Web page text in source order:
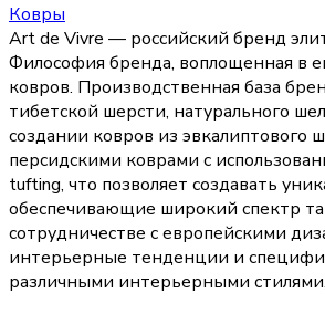
Ковры
Art de Vivre — российский бренд
Философия бренда, воплощенная в
ковров. Производственная база
тибетской шерсти, натурального
создании ковров из
персидскими коврами с
tufting, что позволяет создавать
обеспечивающие широкий спектр
сотрудничестве с европейскими
интерьерные тенденции и
различными интерьерными